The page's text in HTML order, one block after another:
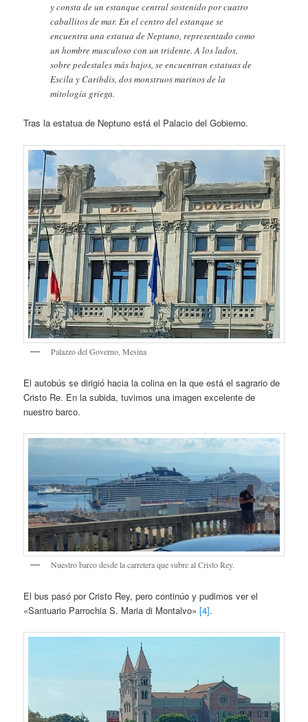
y consta de un estanque central sostenido por cuatro
caballitos de mar. En el centro del estanque se
encuentra una estatua de Neptuno, representado como
un hombre musculoso con un tridente. A los lados,
sobre pedestales más bajos, se encuentran estatuas de
Escila y Caribdis, dos monstruos marinos de la
mitología griega.
Tras la estatua de Neptuno está el Palacio del Gobierno.
Palazzo del Governo, Mesina
El autobús se dirigió hacia la colina en la que está el sagrario de
Cristo Re. En la subida, tuvimos una imagen excelente de
nuestro barco.
Nuestro barco desde la carretera que subre al Cristo Rey.
El bus pasó por Cristo Rey, pero continúo y pudimos ver el
«Santuario Parrochia S. Maria di Montalvo» [4].